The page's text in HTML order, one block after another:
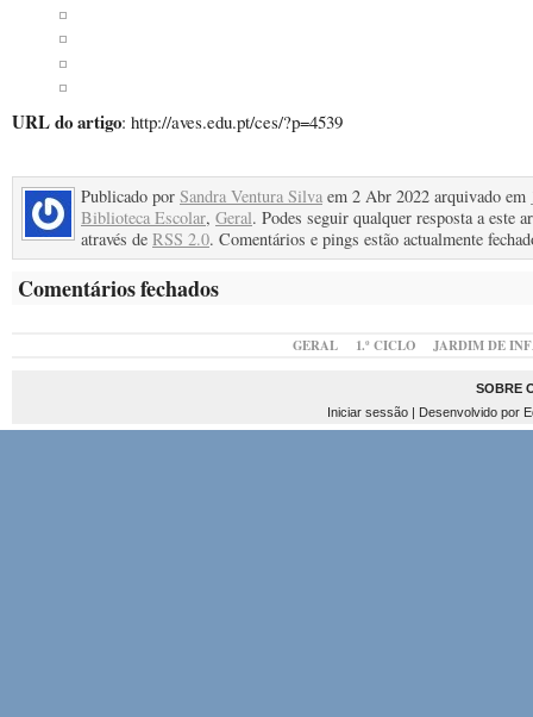
URL do artigo: http://aves.edu.pt/ces/?p=4539
Publicado por Sandra Ventura Silva em 2 Abr 2022 arquivado em
Biblioteca Escolar, Geral. Podes seguir qualquer resposta a este
através de RSS 2.0. Comentários e pings estão actualmente
Comentários fechados
GERAL 1.º CICLO JARDIM DE
SOBRE
Iniciar sessão| Desenvolvido por